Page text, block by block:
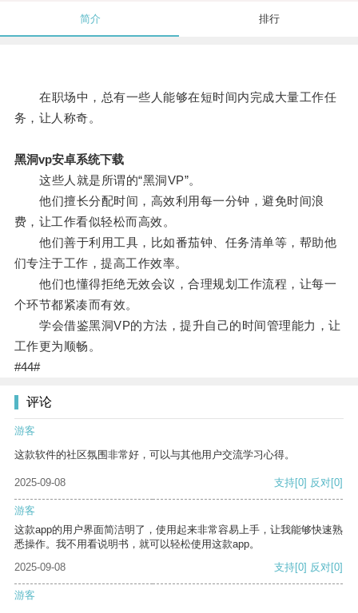
简介 排行
在职场中，总有一些人能够在短时间内完成大量工作任
务，让人称奇。
黑洞vp安卓系统下载
这些人就是所谓的“黑洞VP”。
他们擅长分配时间，高效利用每一分钟，避免时间浪
费，让工作看似轻松而高效。
他们善于利用工具，比如番茄钟、任务清单等，帮助他
们专注于工作，提高工作效率。
他们也懂得拒绝无效会议，合理规划工作流程，让每一
个环节都紧凑而有效。
学会借鉴黑洞VP的方法，提升自己的时间管理能力，让
工作更为顺畅。
#44#
评论
游客
这款软件的社区氛围非常好，可以与其他用户交流学习心得。
2025-09-08 支持[0] 反对[0]
游客
这款app的用户界面简洁明了，使用起来非常容易上手，让我能够快速熟
悉操作。我不用看说明书，就可以轻松使用这款app。
2025-09-08
支持[0] 反对[0]
游客